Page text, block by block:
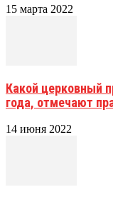
15 марта 2022
Какой церковный
года, отмечают
14 июня 2022